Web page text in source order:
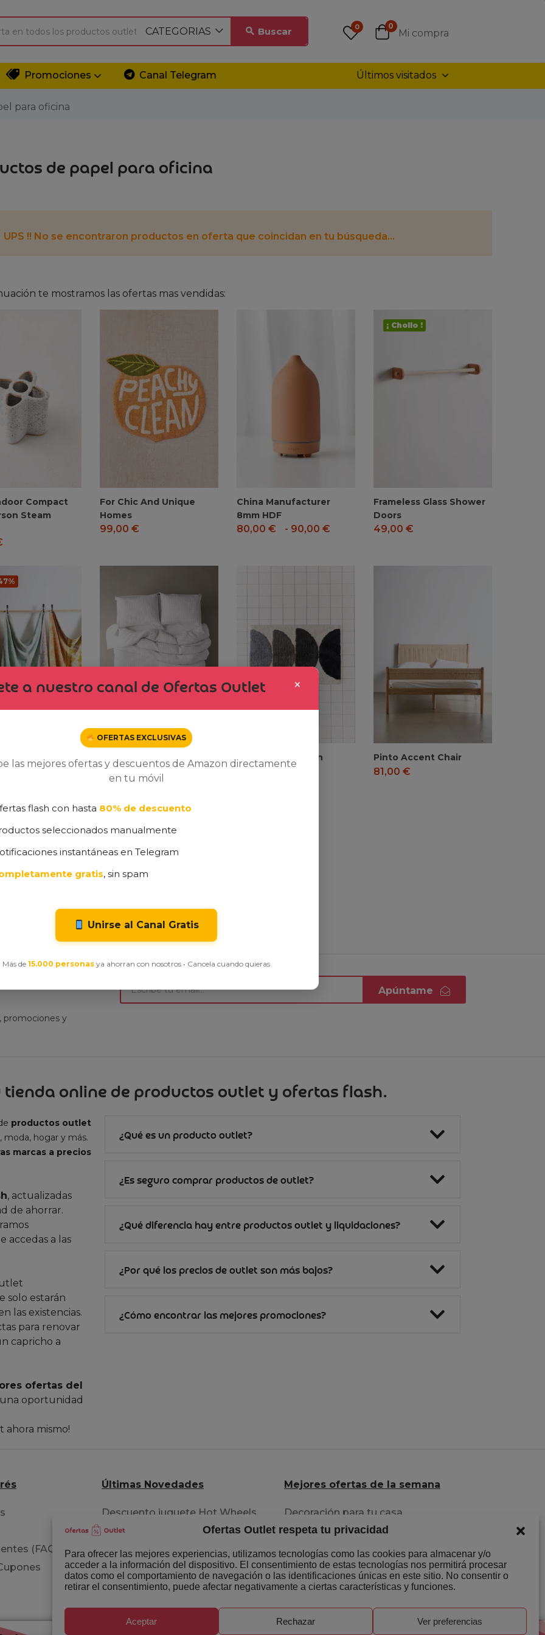
Ofertas Outlet respeta tu privacidad
Para ofrecer las mejores experiencias, utilizamos tecnologías como las cookies para almacenar y/o
acceder a la información del dispositivo. El consentimiento de estas tecnologías nos permitirá procesar
datos como el comportamiento de navegación o las identificaciones únicas en este sitio. No consentir o
retirar el consentimiento, puede afectar negativamente a ciertas características y funciones.
Aceptar Rechazar Ver preferencias
CATEGORIAS Buscar 0 0
Mi compra
Promociones Canal Telegram Últimos visitados
para oficina
de papel para oficina
UPS !! No se encontraron productos en oferta que coincidan en tu búsqueda...
te mostramos las ofertas mas vendidas:
Compact
Steam
For Chic And Unique
Homes
99,00 €
China Manufacturer
8mm HDF
80,00 € - 90,00 €
¡ Chollo !
Frameless Glass Shower
Doors
49,00 €
Advantage
25,00
Elegant Style Satin with
Digital Printing
200,00 €
Accessories Set in
Memphis Style
Pinto Accent Chair
81,00 €
productos vistos recientemente
ninguno de nuestros productos en oferta
nuestra
promociones y
Apúntame
tienda online de productos outlet y ofertas flash.
productos outlet
hogar y más.
marcas a precios
, actualizadas
de ahorrar.
accedas a las
solo estarán
las existencias.
para renovar
capricho a
ofertas del
oportunidad
ahora mismo!
¿Qué es un producto outlet?
¿Es seguro comprar productos de outlet?
¿Qué diferencia hay entre productos outlet y liquidaciones?
¿Por qué los precios de outlet son más bajos?
¿Cómo encontrar las mejores promociones?
(FAQ)
Últimas Novedades
Descuento juguete Hot Wheels
pista acrobacia
Extensiones para tu cabello
Libro del permiso B circulación
Mejores ofertas de la semana
Decoración para tu casa
Herramientas al mejor precio
Descuentazos en Ropa
×
a nuestro canal de Ofertas Outlet
OFERTAS EXCLUSIVAS
las mejores ofertas y descuentos de Amazon directamente
en tu móvil
flash con hasta 80% de descuento
seleccionados manualmente
instantáneas en Telegram
gratis, sin spam
Unirse al Canal Gratis
Más de 15.000 personas ya ahorran con nosotros • Cancela cuando quieras